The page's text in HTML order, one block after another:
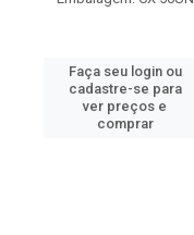
Faça seu login ou
cadastre-se para
ver preços e
comprar